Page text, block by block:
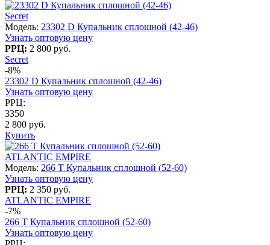
Secret
Модель: 23302 D Купальник сплошной (42-46)
Узнать оптовую цену
РРЦ: 2 800 руб.
Secret
-8%
23302 D Купальник сплошной (42-46)
Узнать оптовую цену
РРЦ:
3350
2 800 руб.
Купить
ATLANTIC EMPIRE
Модель: 266 T Купальник сплошной (52-60)
Узнать оптовую цену
РРЦ: 2 350 руб.
ATLANTIC EMPIRE
-7%
266 T Купальник сплошной (52-60)
Узнать оптовую цену